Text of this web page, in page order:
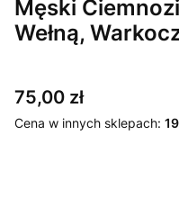
Męski
Wełną,
Cena
75,00 zł
Cena w innych sklepach: